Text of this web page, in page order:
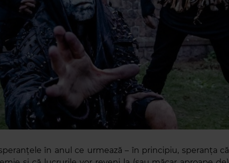
în anul ce urmează – în principiu, speranța că